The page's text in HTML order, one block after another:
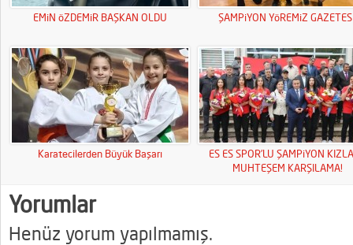
EMiN öZDEMiR BAŞKAN OLDU ŞAMPiYON YöREMiZ
Karatecilerden Büyük Başarı
ES ES SPOR’LU ŞAMPiYON
MUHTEŞEM KARŞILAMA!
Yorumlar
Henüz yorum yapılmamış.